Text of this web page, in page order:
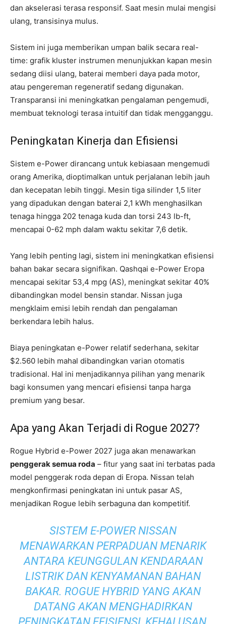
dan akselerasi terasa responsif. Saat mesin mulai mengisi
ulang, transisinya mulus.
Sistem ini juga memberikan umpan balik secara real-
time: grafik kluster instrumen menunjukkan kapan mesin
sedang diisi ulang, baterai memberi daya pada motor,
atau pengereman regeneratif sedang digunakan.
Transparansi ini meningkatkan pengalaman pengemudi,
membuat teknologi terasa intuitif dan tidak mengganggu.
Peningkatan Kinerja dan Efisiensi
Sistem e-Power dirancang untuk kebiasaan mengemudi
orang Amerika, dioptimalkan untuk perjalanan lebih jauh
dan kecepatan lebih tinggi. Mesin tiga silinder 1,5 liter
yang dipadukan dengan baterai 2,1 kWh menghasilkan
tenaga hingga 202 tenaga kuda dan torsi 243 lb-ft,
mencapai 0-62 mph dalam waktu sekitar 7,6 detik.
Yang lebih penting lagi, sistem ini meningkatkan efisiensi
bahan bakar secara signifikan. Qashqai e-Power Eropa
mencapai sekitar 53,4 mpg (AS), meningkat sekitar 40%
dibandingkan model bensin standar. Nissan juga
mengklaim emisi lebih rendah dan pengalaman
berkendara lebih halus.
Biaya peningkatan e-Power relatif sederhana, sekitar
$2.560 lebih mahal dibandingkan varian otomatis
tradisional. Hal ini menjadikannya pilihan yang menarik
bagi konsumen yang mencari efisiensi tanpa harga
premium yang besar.
Apa yang Akan Terjadi di Rogue 2027?
Rogue Hybrid e-Power 2027 juga akan menawarkan
penggerak semua roda – fitur yang saat ini terbatas pada
model penggerak roda depan di Eropa. Nissan telah
mengkonfirmasi peningkatan ini untuk pasar AS,
menjadikan Rogue lebih serbaguna dan kompetitif.
SISTEM E-POWER NISSAN
MENAWARKAN PERPADUAN MENARIK
ANTARA KEUNGGULAN KENDARAAN
LISTRIK DAN KENYAMANAN BAHAN
BAKAR. ROGUE HYBRID YANG AKAN
DATANG AKAN MENGHADIRKAN